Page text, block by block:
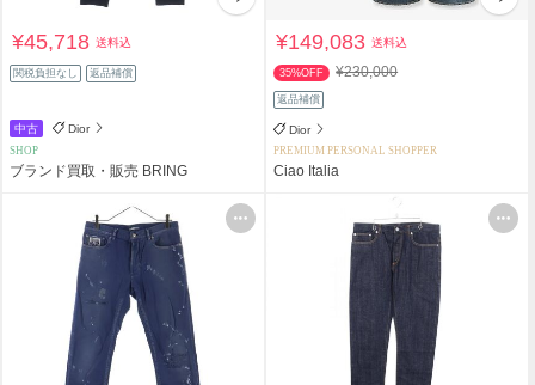
¥45,718送料込
関税負担なし 返品補償
中古 Dior
SHOP
ブランド買取・販売 BRING
¥149,083送料込
35%OFF ¥230,000
返品補償
Dior
PREMIUM PERSONAL SHOPPER
Ciao Italia